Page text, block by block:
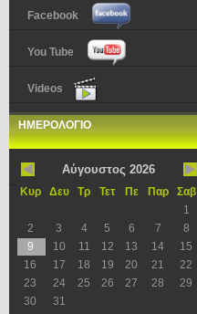
Facebook
You Tube
Videos
ΗΜΕΡΟΛΟΓΙΟ
Αύγουστος 2026
Κυρ Δευ Τρ Τετ Πε Παρ
Σαβ
1
2
3 4 5 6 7
8
9
10 11 12 13 14
15
16
17 18 19 20 21
22
23
24 25 26 27 28
29
30
31